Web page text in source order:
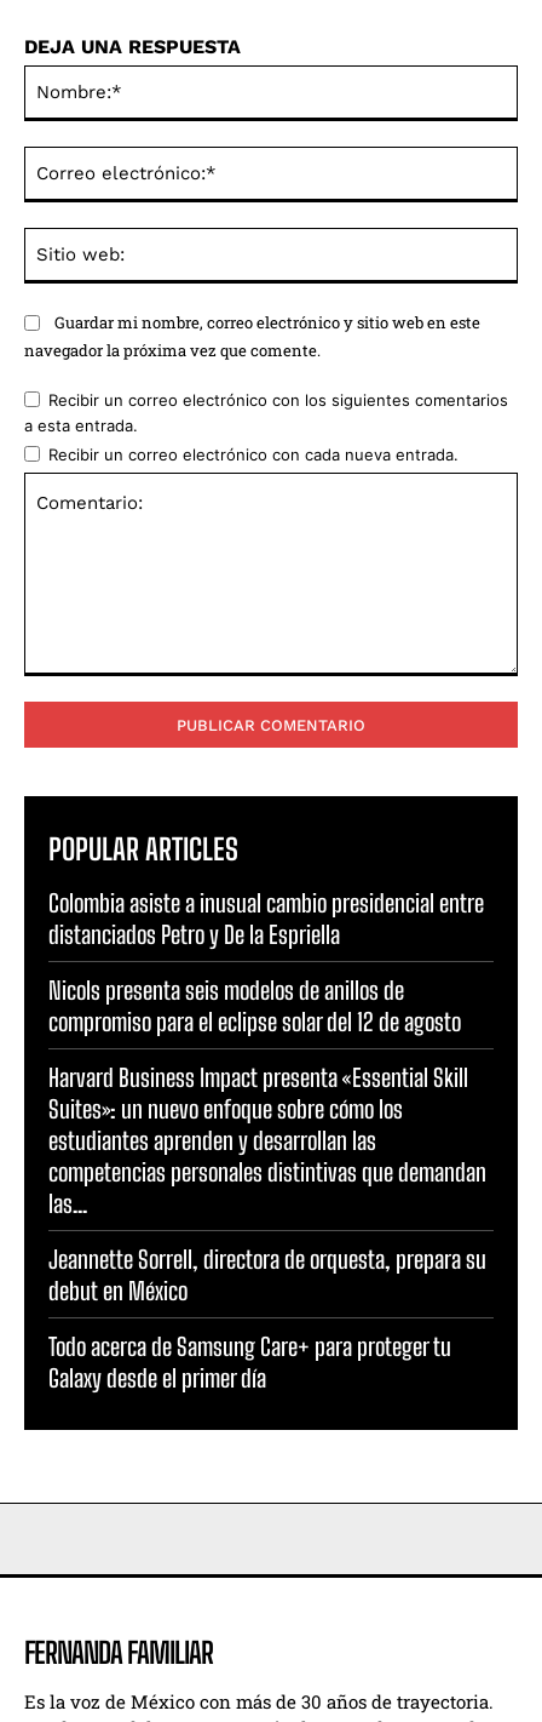
DEJA UNA RESPUESTA
Guardar mi nombre, correo electrónico y sitio web en este
navegador la próxima vez que comente.
Recibir un correo electrónico con los siguientes comentarios
a esta entrada.
Recibir un correo electrónico con cada nueva entrada.
POPULAR ARTICLES
Colombia asiste a inusual cambio presidencial entre
distanciados Petro y De la Espriella
Nicols presenta seis modelos de anillos de
compromiso para el eclipse solar del 12 de agosto
Harvard Business Impact presenta «Essential Skill
Suites»: un nuevo enfoque sobre cómo los
estudiantes aprenden y desarrollan las
competencias personales distintivas que demandan
las...
Jeannette Sorrell, directora de orquesta, prepara su
debut en México
Todo acerca de Samsung Care+ para proteger tu
Galaxy desde el primer día
FERNANDA FAMILIAR
Es la voz de México con más de 30 años de trayectoria.